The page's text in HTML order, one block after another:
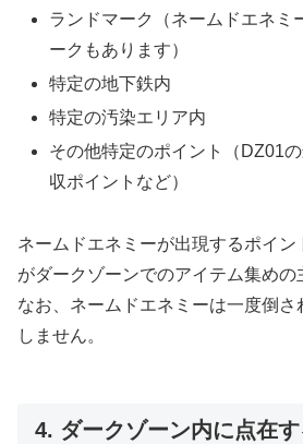
ランドマーク（ネームドエネミ
ークもあります）
特定の地下鉄内
特定の汚染エリア内
その他特定のポイント（DZ01
収ポイントなど）
ネームドエネミーが出現するポイ
がダークゾーンでのアイテム集めの
なお、ネームドエネミーは一度倒
しません。
4. ダークゾーン内に点在